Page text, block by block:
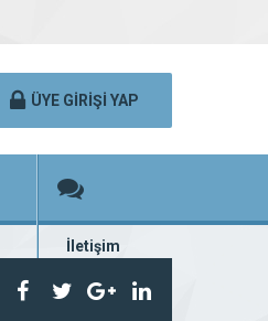
ÜYE GİRİŞİ YAP
İletişim
Bize ulaşın